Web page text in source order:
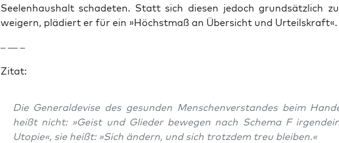
See­len­haushalt schade­ten. Statt sich diesen jedoch grund­sät­zlich
weigern, plädiert er für ein »Höch­st­maß an Über­sicht und Urteil­skraft«.
– — –
Zitat:
Die Gen­er­alde­vise des gesun­den Men­schen­ver­standes beim
heißt nicht: »Geist und Glieder bewe­gen nach Schema F
Utopie«, sie heißt: »Sich ändern, und sich trotz­dem treu bleiben.«